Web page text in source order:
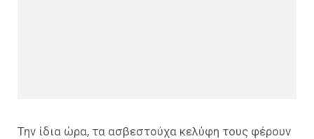
Την ίδια ώρα, τα ασβεστούχα κελύφη τους φέρουν